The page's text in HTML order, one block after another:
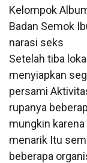
Kelompok
Badan Semok
narasi seks
Setelah tiba
menyiapkan
persami
rupanya
mungkin
menarik Itu
beberapa